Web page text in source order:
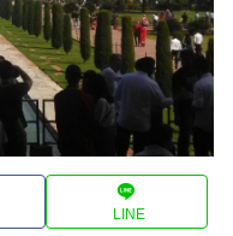
LINE